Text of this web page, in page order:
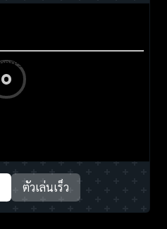
ตัวเล่นเร็ว